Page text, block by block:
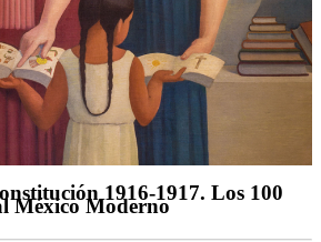
1916-1917. Los 100
México Moderno